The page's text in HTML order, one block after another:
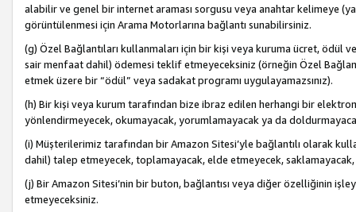
alabilir ve genel bir internet araması sorgusu veya anahtar kelimeye
görüntülenmesi için Arama Motorlarına bağlantı sunabilirsiniz.
(g) Özel Bağlantıları kullanmaları için bir kişi veya kuruma ücret, ödül
sair menfaat dahil) ödemesi teklif etmeyeceksiniz (örneğin Özel
etmek üzere bir “ödül” veya sadakat programı uygulayamazsınız).
(h) Bir kişi veya kurum tarafından bize ibraz edilen herhangi bir
yönlendirmeyecek, okumayacak, yorumlamayacak ya da
(i) Müşterilerimiz tarafından bir Amazon Sitesi’yle bağlantılı olarak
dahil) talep etmeyecek, toplamayacak, elde etmeyecek,
(j) Bir Amazon Sitesi’nin bir buton, bağlantısı veya diğer özelliğinin
etmeyeceksiniz.